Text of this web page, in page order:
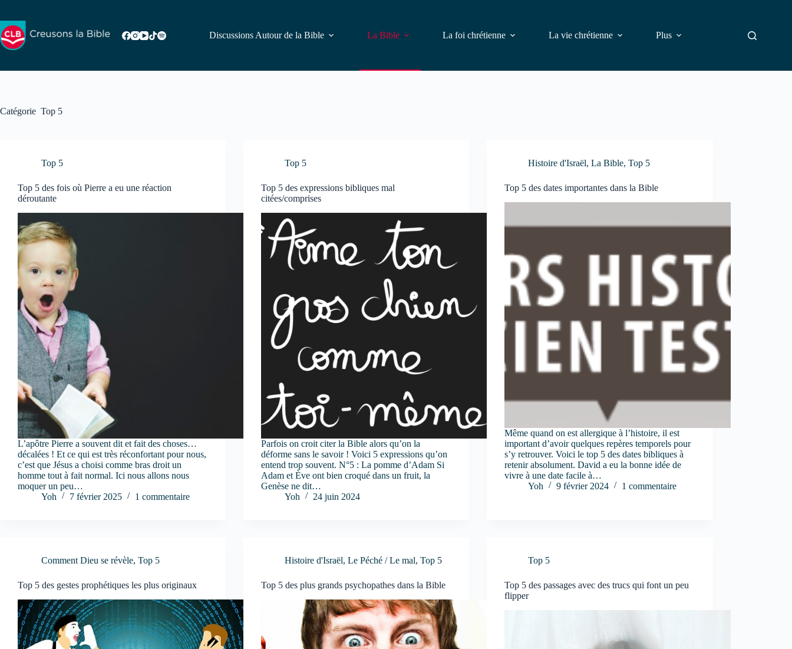
contenu
Discussions Autour de la Bible
La Bible La foi chrétienne La vie chrétienne Plus
Catégorie Top 5
Top 5
Top 5 des fois où Pierre a eu une réaction
déroutante
L’apôtre Pierre a souvent dit et fait des choses…
décalées ! Et ce qui est très réconfortant pour nous,
c’est que Jésus a choisi comme bras droit un
homme tout à fait normal. Ici nous allons nous
moquer un peu…
Yoh
7 février 2025 1 commentaire
Top 5
Top 5 des expressions bibliques mal
citées/comprises
Parfois on croit citer la Bible alors qu’on la
déforme sans le savoir ! Voici 5 expressions qu’on
entend trop souvent. N°5 : La pomme d’Adam Si
Adam et Ève ont bien croqué dans un fruit, la
Genèse ne dit…
Yoh
24 juin 2024
Histoire d'Israël,La Bible,Top 5
Top 5 des dates importantes dans la Bible
Même quand on est allergique à l’histoire, il est
important d’avoir quelques repères temporels pour
s’y retrouver. Voici le top 5 des dates bibliques à
retenir absolument. David a eu la bonne idée de
vivre à une date facile à…
Yoh
9 février 2024 1 commentaire
Comment Dieu se révèle, Top 5
Top 5 des gestes prophétiques les plus originaux
Histoire d'Israël,Le Péché / Le mal,Top 5
Top 5 des plus grands psychopathes dans la Bible
Top 5
Top 5 des passages avec des trucs qui font un peu
flipper